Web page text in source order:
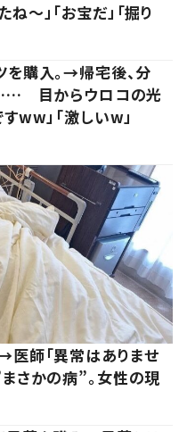
～」「お宝だ」「掘り
を購入。→帰宅後、分
…… 目からウロコの光
ww」「激しいw」
師「異常はありませ
さかの病”。女性の現